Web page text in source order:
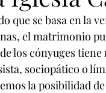
que se basa en la
el matrimonio
los cónyuges tiene
sociopático o
la posibilidad